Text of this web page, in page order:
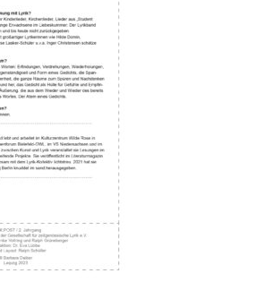
von Mitgliedern
im Literaturhaus Leipzig